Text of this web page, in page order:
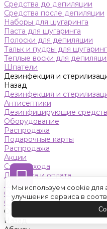
Средства до депиляции
Средства после депиляции
Наборы для шугаринга
Паста для шугаринга
Полоски для депиляции
Тальк и пудры для
Теплые воски для
Шпатели
Дезинфекция и
Назад
Дезинфекция и
Антисептики
Дезинфицирующие
Оборудование
Распродажа
Подарочные карты
Распродажа
Акции
Схемы ухода
Доставка и оплата
Контакты
Обучение
Салон красоты
Оренбург
Назад
Мы используем cookie для
улучшения сервиса в